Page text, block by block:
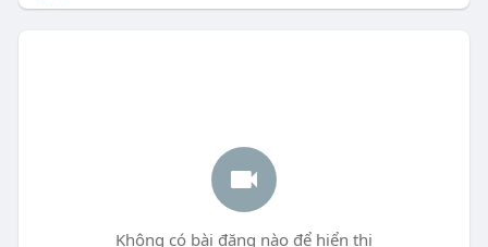
Không có bài đăng nào để hiển thị